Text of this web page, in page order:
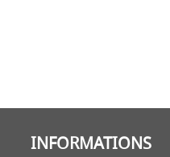
INFORMATIONS